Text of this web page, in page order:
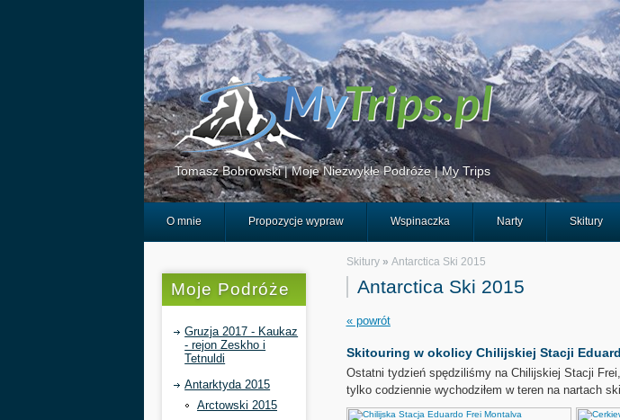
Tomasz Bobrowski | Moje Niezwykłe Podróże | My Trips
O mnie Propozycje wypraw Wspinaczka Narty Skitury
Moje Podróże
Gruzja 2017 - Kaukaz
- rejon Zeskho i
Tetnuldi
Antarktyda 2015
Arctowski 2015
Antarctica Ski 2015
Skitury» Antarctica Ski 2015
« powrót
Skitouring w okolicy Chilijskiej Stacji
Ostatni tydzień spędziliśmy na Chilijskiej Stacji
tylko codziennie wychodziłem w teren na nartach